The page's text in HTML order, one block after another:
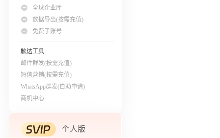
全球企业库
数据导出(按需充值)
免费子账号
触达工具
邮件群发(按需充值)
短信营销(按需充值)
WhatsApp群发(自助申请)
商机中心
个人版